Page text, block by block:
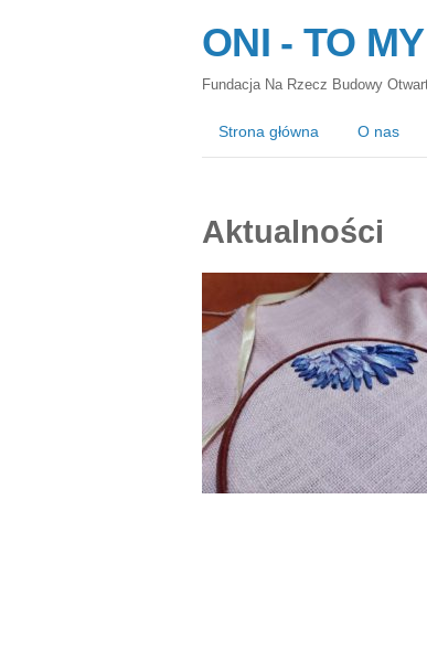
ONI - TO MY
Fundacja Na Rzecz Budowy
Strona główna O nas
Aktualności